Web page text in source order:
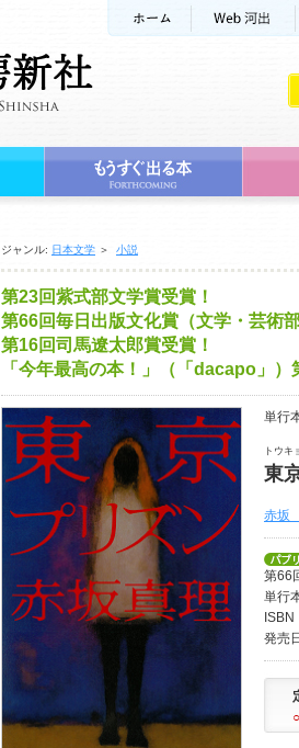
ジャンル: 日本文学 ＞ 小説
第23回紫式部文学賞受賞！
第66回毎日出版文化賞（文学・芸術
第16回司馬遼太郎賞受賞！
「今年最高の本！」（「dacapo」）
単行
トウキ
東
赤坂
第66
単行
発売